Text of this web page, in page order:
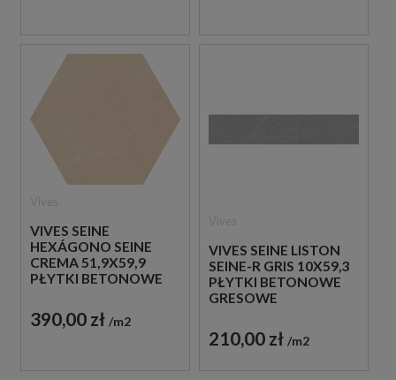
VIVES SEINE
HEXÁGONO SEINE
CREMA 51,9X59,9
PŁYTKI BETONOWE
390,00 zł m2
VIVES SEINE LISTON
SEINE-R GRIS 10X59,3
PŁYTKI BETONOWE
GRESOWE
210,00 zł m2